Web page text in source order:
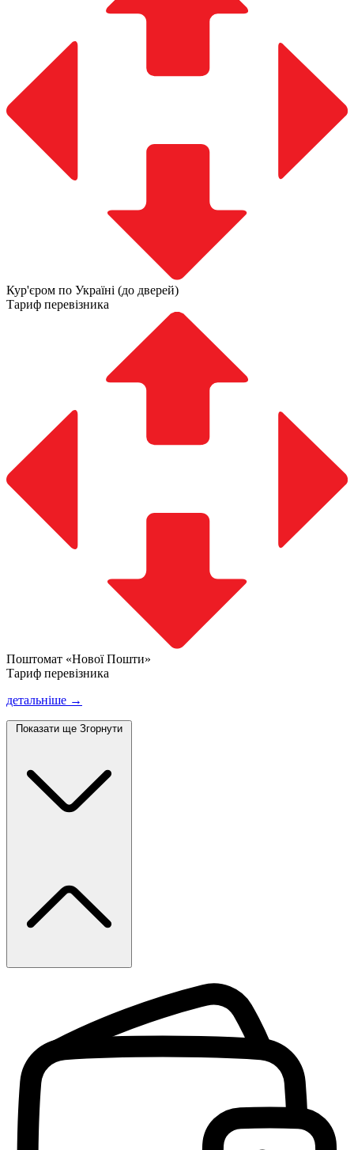
Кур'єром по Україні (до дверей)
Тариф перевізника
Поштомат «Нової Пошти»
Тариф перевізника
детальніше →
Показати ще Згорнути